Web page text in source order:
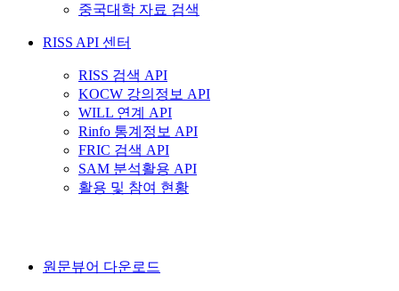
중국대학 자료 검색
RISS API 센터
RISS 검색 API
KOCW 강의정보 API
WILL 연계 API
Rinfo 통계정보 API
FRIC 검색 API
SAM 분석활용 API
활용 및 참여 현황
원문뷰어 다운로드